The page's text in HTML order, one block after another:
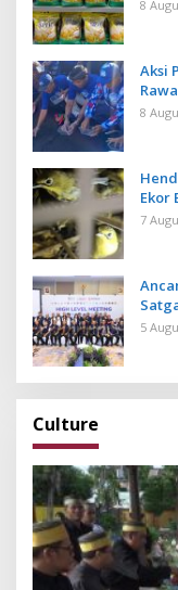
8
Aksi
8
Ekor
Bali
7
5
Culture